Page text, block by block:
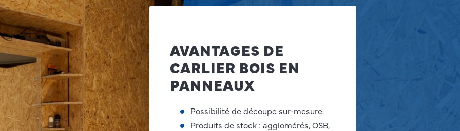
AVANTAGES DE
CARLIER BOIS EN
PANNEAUX
Possibilité de découpe sur-mesure.
Produits de stock : agglomérés, OSB,